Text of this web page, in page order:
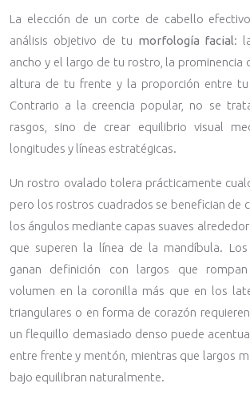
La elección de un corte de cabello
análisis objetivo de tu morfología facial:
ancho y el largo de tu rostro, la prominencia
altura de tu frente y la proporción entre
Contrario a la creencia popular, no se
rasgos, sino de crear equilibrio visual
longitudes y líneas estratégicas.
Un rostro ovalado tolera prácticamente
pero los rostros cuadrados se benefician de
los ángulos mediante capas suaves
que superen la línea de la mandíbula.
ganan definición con largos que
volumen en la coronilla más que en los
triangulares o en forma de corazón
un flequillo demasiado denso puede
entre frente y mentón, mientras que largos
bajo equilibran naturalmente.